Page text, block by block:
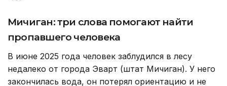
Мичиган: три слова помогают найти
пропавшего человека
В июне 2025 года человек заблудился в лесу
недалеко от города Эварт (штат Мичиган). У него
закончилась вода, он потерял ориентацию и не